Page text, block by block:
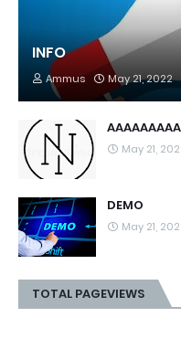
INFO
Ammus May 21, 2022
May 21,
DEMO
May 21,
TOTAL PAGEVIEWS